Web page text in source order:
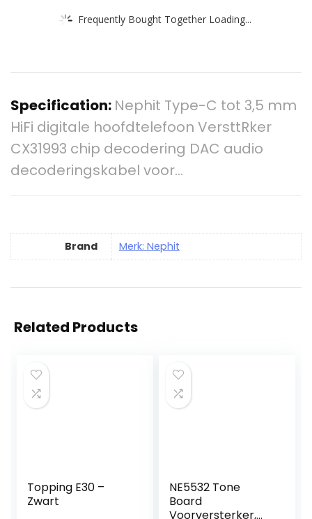
Frequently Bought Together Loading...
Specification: Nephit Type-C tot 3,5 mm
HiFi digitale hoofdtelefoon VersttRker
CX31993 chip decodering DAC audio
decoderingskabel voor…
Brand Merk: Nephit
Related Products
Topping E30 –
Zwart
NE5532 Tone
Board
Voorversterker,